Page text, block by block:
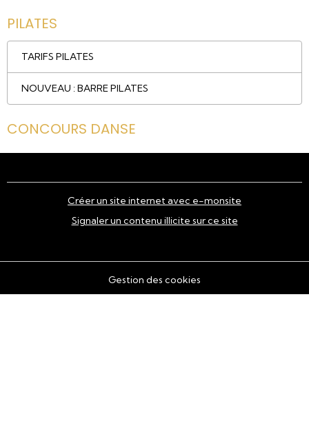
PILATES
TARIFS PILATES
NOUVEAU : BARRE PILATES
CONCOURS DANSE
Créer un site internet avec e-monsite
Signaler un contenu illicite sur ce site
Gestion des cookies